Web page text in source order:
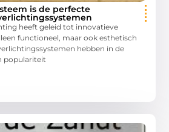
is de perfecte
heeft geleid tot innovatieve
functioneel, maar ook esthetisch
hebben in de
populariteit